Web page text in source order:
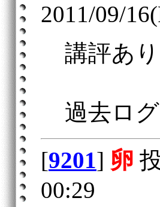
2011/09/
講評あ
過去ロ
[9201] 卵
00:29